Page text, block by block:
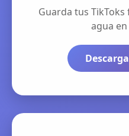
Guarda tus
agua